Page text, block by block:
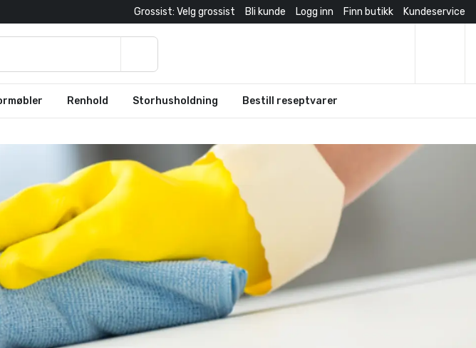
Grossist: Velg grossist Bli kunde Logg inn Finn butikk Kundeservice
Renhold Storhusholdning Bestill reseptvarer